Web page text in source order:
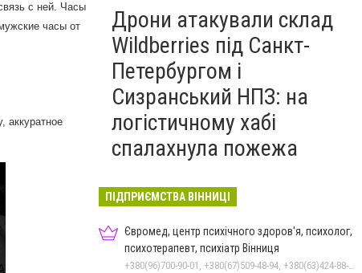
с ней. Часы
часы от
аккуратное
Дрони атакували склад
Wildberries під Санкт-
Петербургом і
Сизранський НПЗ: на
логістичному хабі
спалахнула пожежа
ПІДПРИЄМСТВА ВІННИЦІ
Євромед, центр психічного здоров'я, психолог,
психотерапевт, психіатр Вінниця
+380(96)700-90-01, +380(67)509-48-94, +380(63)424-88-30